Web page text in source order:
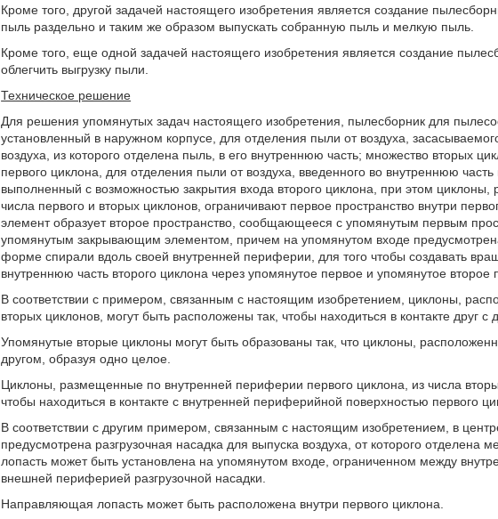
Кроме того, другой задачей настоящего изобретения является создание
пыль раздельно и таким же образом выпускать собранную пыль и мелкую пыль.
Кроме того, еще одной задачей настоящего изобретения является создание
облегчить выгрузку пыли.
Техническое решение
Для решения упомянутых задач настоящего изобретения, пылесборник для
установленный в наружном корпусе, для отделения пыли от воздуха,
воздуха, из которого отделена пыль, в его внутреннюю часть; множество вторых
первого циклона, для отделения пыли от воздуха, введенного во внутреннюю
выполненный с возможностью закрытия входа второго циклона, при этом
числа первого и вторых циклонов, ограничивают первое пространство внутри
элемент образует второе пространство, сообщающееся с упомянутым первым
упомянутым закрывающим элементом, причем на упомянутом входе
форме спирали вдоль своей внутренней периферии, для того чтобы создавать
внутреннюю часть второго циклона через упомянутое первое и упомянутое второе
В соответствии с примером, связанным с настоящим изобретением, циклоны,
вторых циклонов, могут быть расположены так, чтобы находиться в контакте друг с
Упомянутые вторые циклоны могут быть образованы так, что циклоны,
другом, образуя одно целое.
Циклоны, размещенные по внутренней периферии первого циклона, из числа
чтобы находиться в контакте с внутренней периферийной поверхностью первого
В соответствии с другим примером, связанным с настоящим изобретением, в
предусмотрена разгрузочная насадка для выпуска воздуха, от которого
лопасть может быть установлена на упомянутом входе, ограниченном между
внешней периферией разгрузочной насадки.
Направляющая лопасть может быть расположена внутри первого циклона.